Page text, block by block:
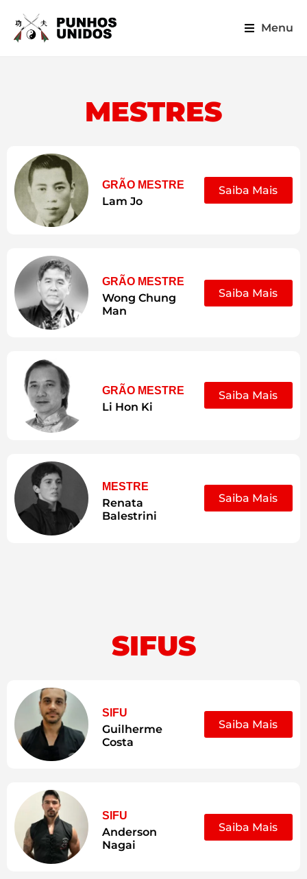
Menu
MESTRES
GRÃO MESTRE
Lam Jo
Saiba Mais
GRÃO MESTRE
Wong Chung
Man
Saiba Mais
GRÃO MESTRE
Li Hon Ki
Saiba Mais
MESTRE
Renata
Balestrini
Saiba Mais
SIFUS
SIFU
Guilherme
Costa
Saiba Mais
SIFU
Anderson
Nagai
Saiba Mais